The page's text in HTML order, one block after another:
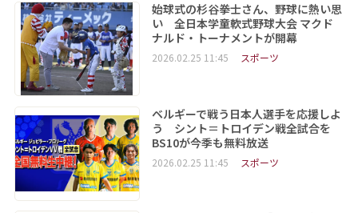
始球式の杉谷拳士さん、野球に熱い思
い 全日本学童軟式野球大会 マクド
ナルド・トーナメントが開幕
2026.02.25 11:45 スポーツ
ベルギーで戦う日本人選手を応援しよ
う シント＝トロイデン戦全試合を
BS10が今季も無料放送
2026.02.25 11:45 スポーツ